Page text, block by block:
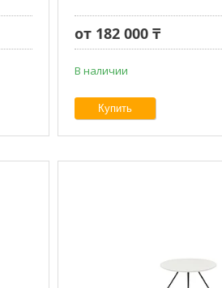
от 182 000 ₸
В наличии
Купить